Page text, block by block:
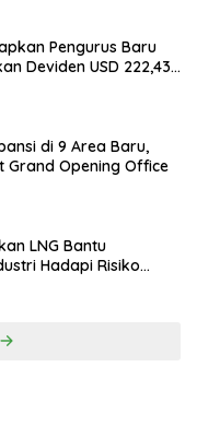
Pengurus Baru
Deviden USD 222,43
di 9 Area Baru,
Grand Opening Office
LNG Bantu
Hadapi Risiko